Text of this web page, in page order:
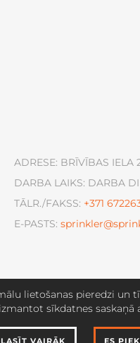
ADRESE: BRĪVĪBAS IELA
DARBA LAIKS: DARBA
TĀLR./FAKSS: +371
E-PASTS:
lietošanas pieredzi un
sīkdatnes saskaņā